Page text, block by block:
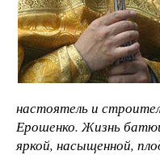
настоятель и
Ерошенко. Жизнь
яркой, насыщенной,